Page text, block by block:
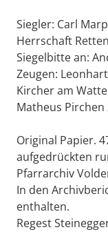
Siegler: Carl
Herrschaft
Siegelbitte an:
Zeugen:
Kircher am
Matheus Pirchen
Original Papier.
aufgedrückten
Pfarrarchiv
In den
enthalten.
Regest